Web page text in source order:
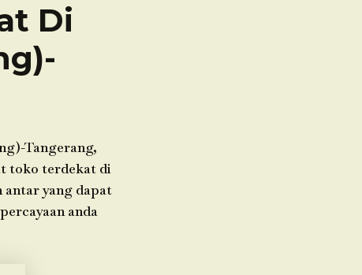
Di
Tangerang,
toko terdekat di
antar yang dapat
anda